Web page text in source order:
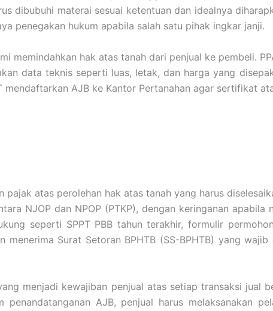
dibubuhi materai sesuai ketentuan dan idealnya
penegakan hukum apabila salah satu pihak ingkar janji.
memindahkan hak atas tanah dari penjual ke pembeli.
data teknis seperti luas, letak, dan harga yang
mendaftarkan AJB ke Kantor Pertanahan agar sertifikat
pajak atas perolehan hak atas tanah yang harus
NJOP dan NPOP (PTKP), dengan keringanan
seperti SPPT PBB tahun terakhir, formulir
Surat Setoran BPHTB (SS-BPHTB) yang
menjadi kewajiban penjual atas setiap transaksi jual
AJB, penjual harus melaksanakan